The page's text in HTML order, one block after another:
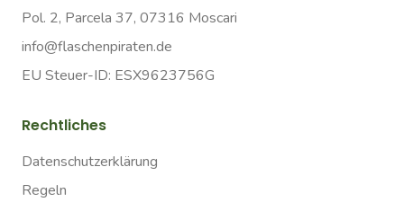
Pol. 2, Parcela 37, 07316 Moscari
info@flaschenpiraten.de
EU Steuer-ID: ESX9623756G
Rechtliches
Datenschutzerklärung
Regeln